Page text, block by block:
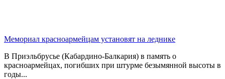
Мемориал красноармейцам установят на леднике
В Приэльбрусье (Кабардино-Балкария) в память о
красноармейцах, погибших при штурме безымянной высоты в
годы...